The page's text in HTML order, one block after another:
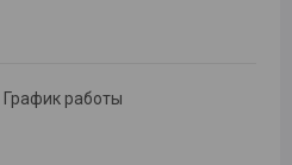
График работы